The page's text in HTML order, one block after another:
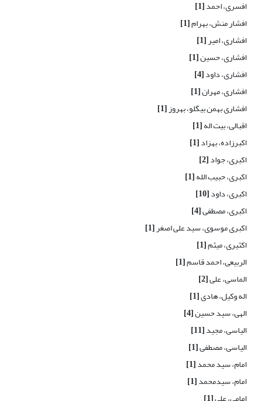
افسری، احمد[1]
افشار منش، بهرام[1]
افشاری، امیر[1]
افشاری، حسین[1]
افشاری، داود[4]
افشاری، مهران[1]
افشاری بهمن بیگلو، بهروز[1]
اقبالی، بیت اله[1]
اکبرزاده، بهزاد[1]
اکبری، جواد[2]
اکبری، حبیب الله[1]
اکبری، داود[10]
اکبری، مصطفی[4]
اکبری موسوی، سید علی اصغر[1]
اکثیری، میثم[1]
الربیعی، احمد قاسم[1]
الماسی، علی[2]
اله وکیل، هادی[1]
الهی، سید حسین[4]
الیاسی، مجید[11]
الیاسی، مصطفی[1]
امام، سید محمد[1]
امام، سیدمحمد[1]